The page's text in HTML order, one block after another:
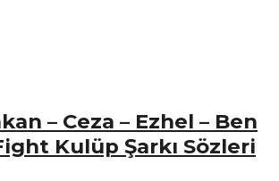
– Ceza – Ezhel – Ben
Kulüp Şarkı Sözleri